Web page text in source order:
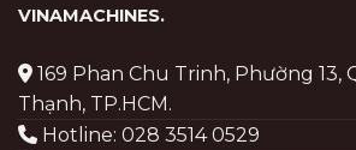
VINAMACHINES.
169 Phan Chu Trinh, Phường 13,
Thạnh, TP.HCM.
Hotline: 028 3514 0529